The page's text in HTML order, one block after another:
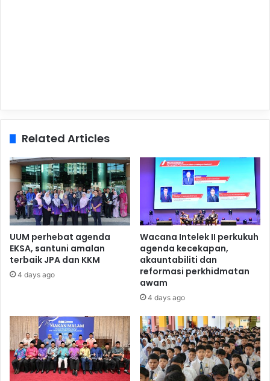
Related Articles
UUM perhebat agenda
EKSA, santuni amalan
terbaik JPA dan KKM
4 days ago
Wacana Intelek II perkukuh
agenda kecekapan,
akauntabiliti dan
reformasi perkhidmatan
awam
4 days ago